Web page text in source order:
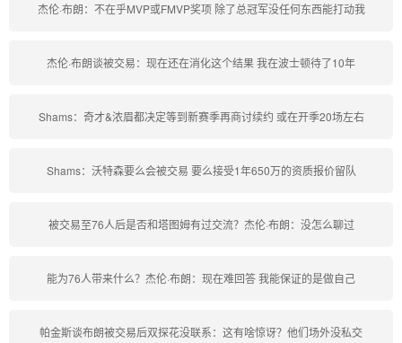
杰伦·布朗：不在乎MVP或FMVP奖项 除了总冠军没任何东西能打动我
杰伦·布朗谈被交易：现在还在消化这个结果 我在波士顿待了10年
Shams：奇才&浓眉都决定等到新赛季再商讨续约 或在开季20场左右
Shams：沃特森要么会被交易 要么接受1年650万的资质报价留队
被交易至76人后是否和塔图姆有过交流？杰伦·布朗：没怎么聊过
能为76人带来什么？杰伦·布朗：现在难回答 我能保证的是做自己
帕金斯谈布朗被交易后双探花没联系：这有啥惊讶？他们场外没私交